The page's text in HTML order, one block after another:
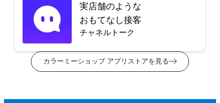
実店舗のような
おもてなし接客
チャネルトーク
カラーミーショップ アプリストアを見る